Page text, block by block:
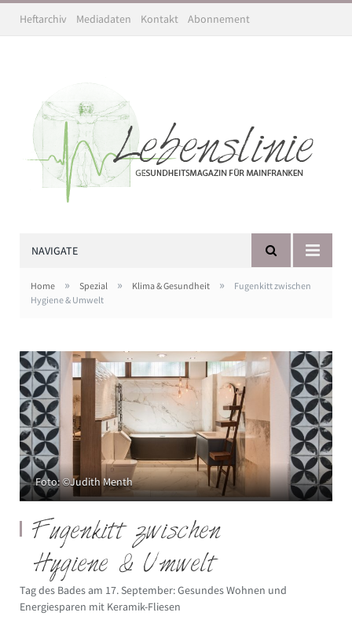
Heftarchiv Mediadaten Kontakt Abonnement
NAVIGATE
Home » Spezial » Klima & Gesundheit »
Fugenkitt zwischen
Hygiene & Umwelt
Foto: ©Judith Menth
Fugenkitt zwischen
Hygiene & Umwelt
Tag des Bades am 17. September: Gesundes Wohnen und
Energiesparen mit Keramik-Fliesen